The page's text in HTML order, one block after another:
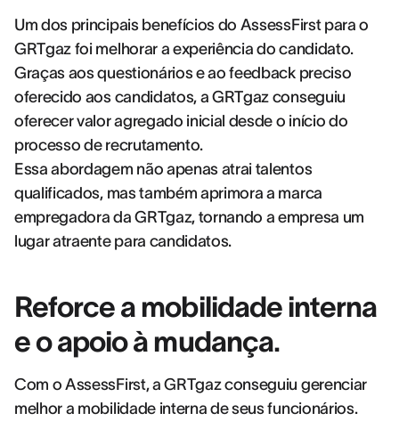
Um dos principais benefícios do AssessFirst para o
GRTgaz foi melhorar a experiência do candidato.
Graças aos questionários e ao feedback preciso
oferecido aos candidatos, a GRTgaz conseguiu
oferecer valor agregado inicial desde o início do
processo de recrutamento.
Essa abordagem não apenas atrai talentos
qualificados, mas também aprimora a marca
empregadora da GRTgaz, tornando a empresa um
lugar atraente para candidatos.
Reforce a mobilidade interna
e o apoio à mudança.
Com o AssessFirst, a GRTgaz conseguiu gerenciar
melhor a mobilidade interna de seus funcionários.